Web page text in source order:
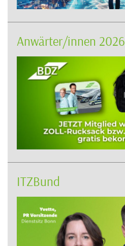
Anwärter/innen 2026
ITZBund